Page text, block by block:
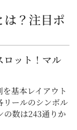
？注目ポ
ット！マル
基本レイアウト
リールのシンボル
の数は243通りか